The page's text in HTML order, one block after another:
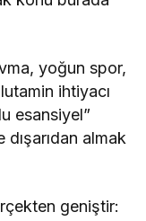
yoğun spor,
ihtiyacı
esansiyel”
almak
geniştir: